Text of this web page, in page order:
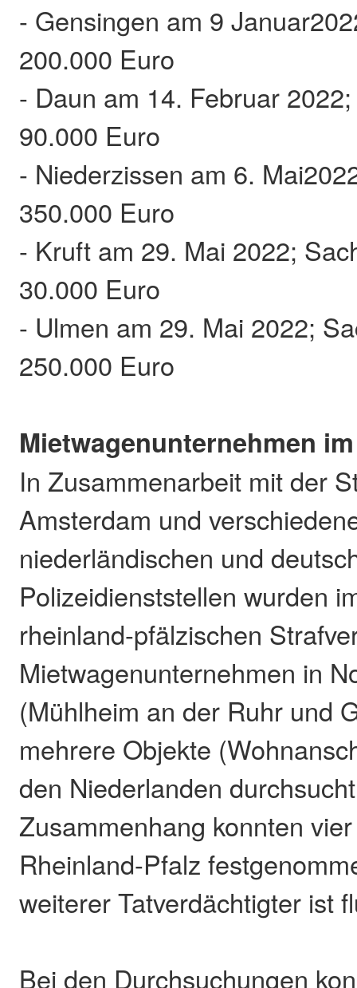
- Gensingen am 9
200.000 Euro
- Daun am 14. Februar
90.000 Euro
- Niederzissen am 6.
350.000 Euro
- Kruft am 29. Mai 2022;
30.000 Euro
- Ulmen am 29. Mai 2022;
250.000 Euro
Mietwagenunternehmen
In Zusammenarbeit mit der
Amsterdam und
niederländischen und
Polizeidienststellen wurden
rheinland-pfälzischen
Mietwagenunternehmen in
(Mühlheim an der Ruhr und
mehrere Objekte
den Niederlanden
Zusammenhang konnten
Rheinland-Pfalz
weiterer Tatverdächtigter ist
Bei den Durchsuchungen